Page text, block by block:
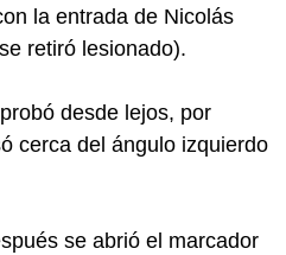
la entrada de Nicolás
retiró lesionado).
desde lejos, por
cerca del ángulo izquierdo
se abrió el marcador